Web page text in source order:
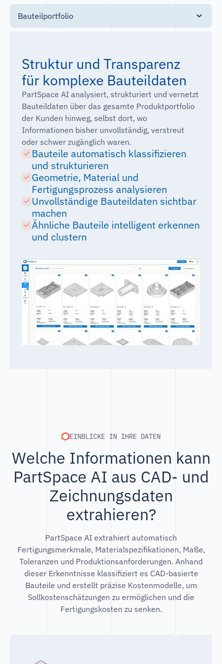
Bauteilportfolio
Struktur und Transparenz
für komplexe Bauteildaten
PartSpace AI analysiert, strukturiert und vernetzt
Bauteildaten über das gesamte Produktportfolio
der Kunden hinweg, selbst dort, wo
Informationen bisher unvollständig, verstreut
oder schwer zugänglich waren.
Bauteile automatisch klassifizieren
und strukturieren
Geometrie, Material und
Fertigungsprozess analysieren
Unvollständige Bauteildaten sichtbar
machen
Ähnliche Bauteile intelligent erkennen
und clustern
EINBLICKE IN IHRE DATEN
Welche Informationen kann
PartSpace AI aus CAD- und
Zeichnungsdaten
extrahieren?
PartSpace AI extrahiert automatisch
Fertigungsmerkmale, Materialspezifikationen, Maße,
Toleranzen und Produktionsanforderungen. Anhand
dieser Erkenntnisse klassifiziert es CAD-basierte
Bauteile und erstellt präzise Kostenmodelle, um
Sollkostenschätzungen zu ermöglichen und die
Fertigungskosten zu senken.